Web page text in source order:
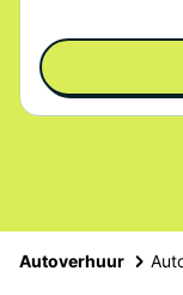
Autoverhuur